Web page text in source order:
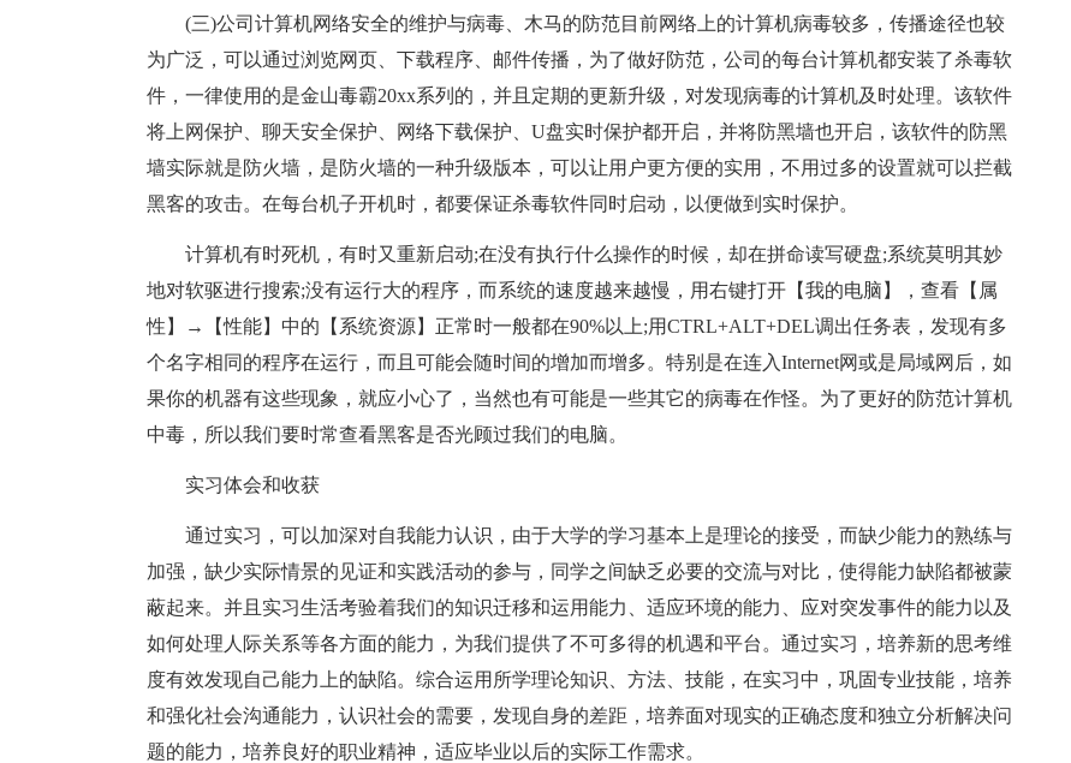
(三)公司计算机网络安全的维护与病毒、木马的防范目前网络上的计算机病毒较多，传播途径也较
为广泛，可以通过浏览网页、下载程序、邮件传播，为了做好防范，公司的每台计算机都安装了杀毒软
件，一律使用的是金山毒霸20xx系列的，并且定期的更新升级，对发现病毒的计算机及时处理。该软件
将上网保护、聊天安全保护、网络下载保护、U盘实时保护都开启，并将防黑墙也开启，该软件的防黑
墙实际就是防火墙，是防火墙的一种升级版本，可以让用户更方便的实用，不用过多的设置就可以拦截
黑客的攻击。在每台机子开机时，都要保证杀毒软件同时启动，以便做到实时保护。
计算机有时死机，有时又重新启动;在没有执行什么操作的时候，却在拼命读写硬盘;系统莫明其妙
地对软驱进行搜索;没有运行大的程序，而系统的速度越来越慢，用右键打开【我的电脑】，查看【属
性】→【性能】中的【系统资源】正常时一般都在90%以上;用CTRL+ALT+DEL调出任务表，发现有多
个名字相同的程序在运行，而且可能会随时间的增加而增多。特别是在连入Internet网或是局域网后，如
果你的机器有这些现象，就应小心了，当然也有可能是一些其它的病毒在作怪。为了更好的防范计算机
中毒，所以我们要时常查看黑客是否光顾过我们的电脑。
实习体会和收获
通过实习，可以加深对自我能力认识，由于大学的学习基本上是理论的接受，而缺少能力的熟练与
加强，缺少实际情景的见证和实践活动的参与，同学之间缺乏必要的交流与对比，使得能力缺陷都被蒙
蔽起来。并且实习生活考验着我们的知识迁移和运用能力、适应环境的能力、应对突发事件的能力以及
如何处理人际关系等各方面的能力，为我们提供了不可多得的机遇和平台。通过实习，培养新的思考维
度有效发现自己能力上的缺陷。综合运用所学理论知识、方法、技能，在实习中，巩固专业技能，培养
和强化社会沟通能力，认识社会的需要，发现自身的差距，培养面对现实的正确态度和独立分析解决问
题的能力，培养良好的职业精神，适应毕业以后的实际工作需求。